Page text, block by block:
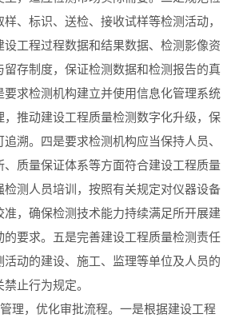
、标识、送检、接收试样等检测活动，
设工程过程数据和结果数据、检测影像资
留存制度，保证检测数据和检测报告的真
要求检测机构建立并使用信息化管理系统
，推动建设工程质量检测数字化升级，保
溯。四是要求检测机构应当保持人员、
、质量保证体系等方面符合建设工程质量
检测人员培训，按照有关规定对仪器设备
准，确保检测技术能力持续满足所开展建
的要求。五是完善建设工程质量检测责任
活动的建设、施工、监理等单位及人员的
止行为规定。
，优化审批流程。一是根据建设工程